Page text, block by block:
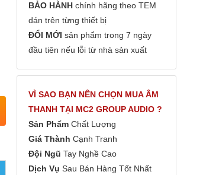
BẢO HÀNH chính hãng theo TEM
dán trên từng thiết bị
ĐỔI MỚI sản phẩm trong 7 ngày
đầu tiên nếu lỗi từ nhà sản xuất
VÌ SAO BẠN NÊN CHỌN MUA ÂM
THANH TẠI MC2 GROUP AUDIO ?
Sản Phẩm Chất Lượng
Giá Thành Cạnh Tranh
Đội Ngũ Tay Nghề Cao
Dịch Vụ Sau Bán Hàng Tốt Nhất